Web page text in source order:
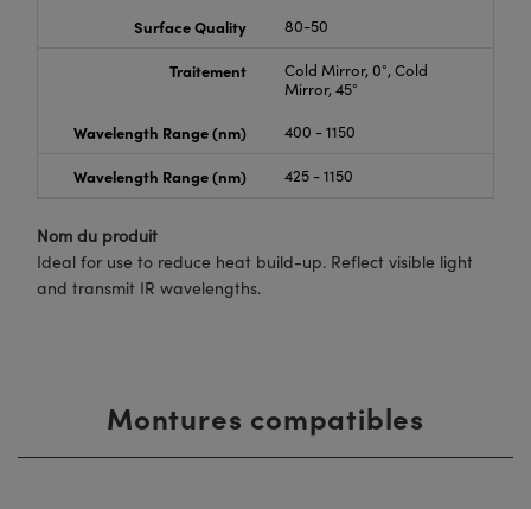
Surface Quality 80-50
Traitement
Cold Mirror, 0°, Cold
Mirror, 45°
Wavelength Range (nm)
400 - 1150
Wavelength Range (nm) 425 - 1150
Nom du produit
Ideal for use to reduce heat build-up. Reflect visible light
and transmit IR wavelengths.
Montures compatibles